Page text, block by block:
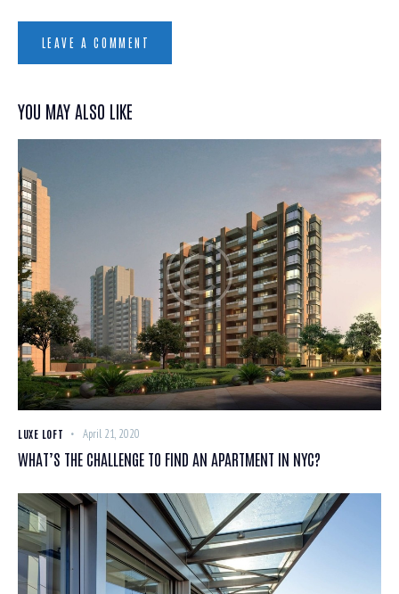
YOU MAY ALSO LIKE
LUXE LOFT April 21, 2020
WHAT’S THE CHALLENGE TO FIND AN APARTMENT IN NYC?